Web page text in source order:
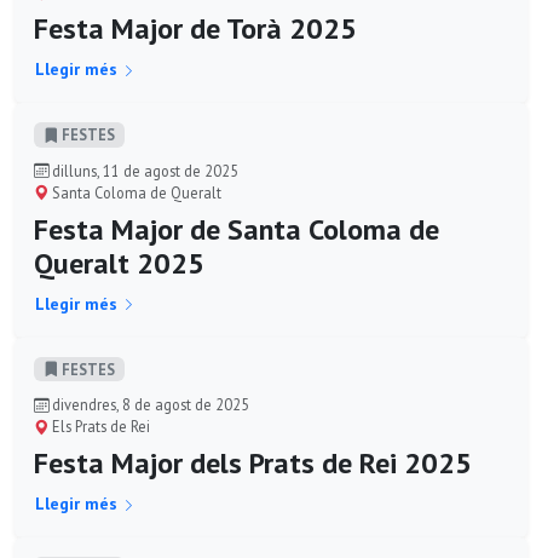
Festa Major de Torà 2025
Llegir més
FESTES
dilluns, 11 de agost de 2025
Santa Coloma de Queralt
Festa Major de Santa Coloma de
Queralt 2025
Llegir més
FESTES
divendres, 8 de agost de 2025
Els Prats de Rei
Festa Major dels Prats de Rei 2025
Llegir més